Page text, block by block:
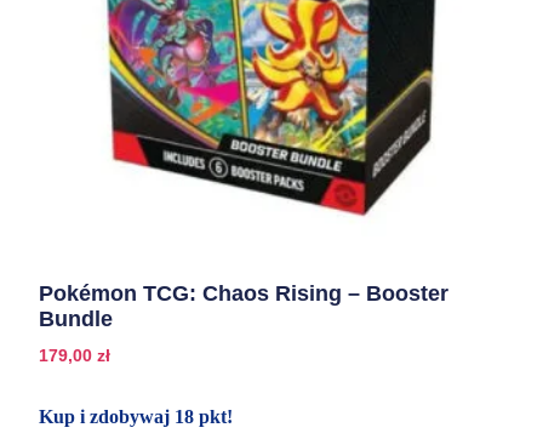
Pokémon TCG: Chaos Rising – Booster
Bundle
179,00zł
Kup i zdobywaj 18 pkt!